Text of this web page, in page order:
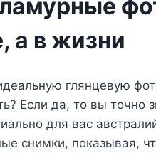
а в жизни
глянцевую
Если да, то вы точно
для вас
снимки, показывая,